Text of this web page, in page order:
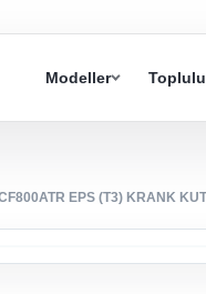
Modeller
EPS (T3) KRANK